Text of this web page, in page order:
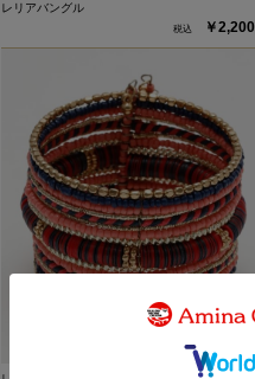
レリアバングル
￥2,200